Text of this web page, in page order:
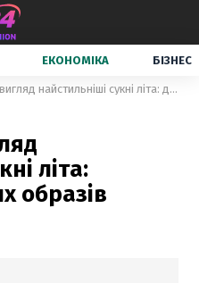
ЕКОНОМІКА БІЗНЕС
Який мають вигляд найстильніші сукні літа: добірка стильних образів
літа:
образів